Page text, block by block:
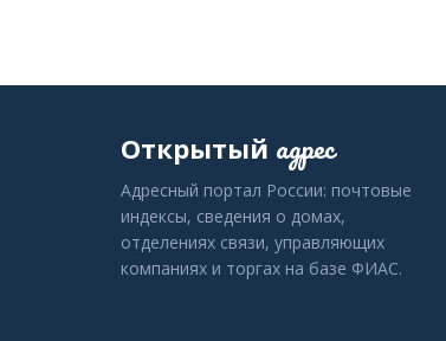
Открытый адрес
Адресный портал России: почтовые
индексы, сведения о домах,
отделениях связи, управляющих
компаниях и торгах на базе ФИАС.